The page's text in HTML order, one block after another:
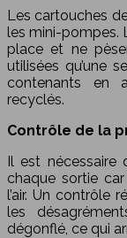
Les cartouches
les mini-pompes.
place et ne
utilisées qu’une
contenants en
recyclés.
Contrôle de la
Il est nécessaire
chaque sortie
l’air. Un contrôle
les
dégonflé, ce qui